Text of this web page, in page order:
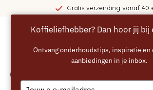
Gratis verzending vanaf 40
Home
Koffieliefhebber? Dan hoor jij bij
Ontvang onderhoudstips, inspiratie en
aanbiedingen in je inbox.
Type